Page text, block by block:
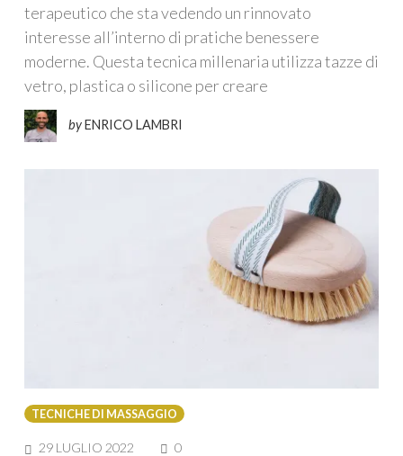
terapeutico che sta vedendo un rinnovato
interesse all’interno di pratiche benessere
moderne. Questa tecnica millenaria utilizza tazze di
vetro, plastica o silicone per creare
byENRICO LAMBRI
TECNICHE DI MASSAGGIO
29 LUGLIO 2022 0COMMENTS